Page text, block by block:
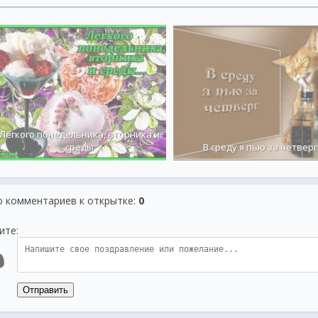
понедельника, вторника и
среды
В среду я пью за четверг
комментариев к открытке: 0
Отправить